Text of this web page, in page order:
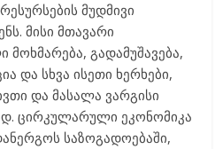
მუდმივი
მისი მთავარი
მოხმარება, გადამუშავება,
და სხვა ისეთი ხერხები,
და მასალა ვარგისი
ცირკულარული ეკონომიკა
საზოგადოებაში,